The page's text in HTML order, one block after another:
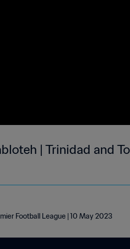
| Trinidad and
Football League | 10 May 2023